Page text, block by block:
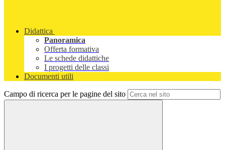
Didattica
Panoramica
Offerta formativa
Le schede didattiche
I progetti delle classi
Documenti utili
Campo di ricerca per le pagine del sito